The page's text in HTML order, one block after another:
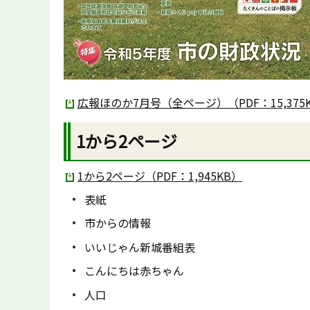
広報ほのか7月号（全ページ）（PDF：
1から2ページ
1から2ページ（PDF：1,945KB）
表紙
市からの情報
いいじゃん新城番組表
こんにちは赤ちゃん
人口